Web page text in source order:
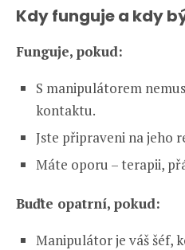
Kdy funguje a kdy
Funguje, pokud:
S manipulátorem
kontaktu.
Jste připraveni na jeho
Máte oporu – terapii,
Buďte opatrní, pokud:
Manipulátor je váš šéf,